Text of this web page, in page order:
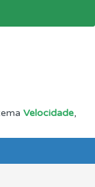
Velocidade,